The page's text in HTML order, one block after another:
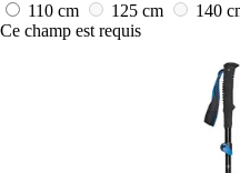
110 cm 125 cm
140
Ce champ est requis